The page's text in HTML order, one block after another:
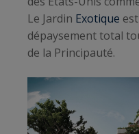
Le Jardin Exotique
dépaysement total
de la Principauté.